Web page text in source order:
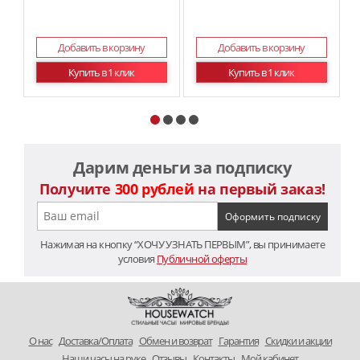
Добавить в корзину
Купить в 1 клик
Добавить в корзину
Купить в 1 клик
Дарим деньги за подписку
Получите 300 рублей на первый заказ!
Нажимая на кнопку “ХОЧУ УЗНАТЬ ПЕРВЫМ”, вы принимаете
условия Публичной оферты
O нас Доставка/Оплата Обмен и возврат Гарантия Скидки и акции